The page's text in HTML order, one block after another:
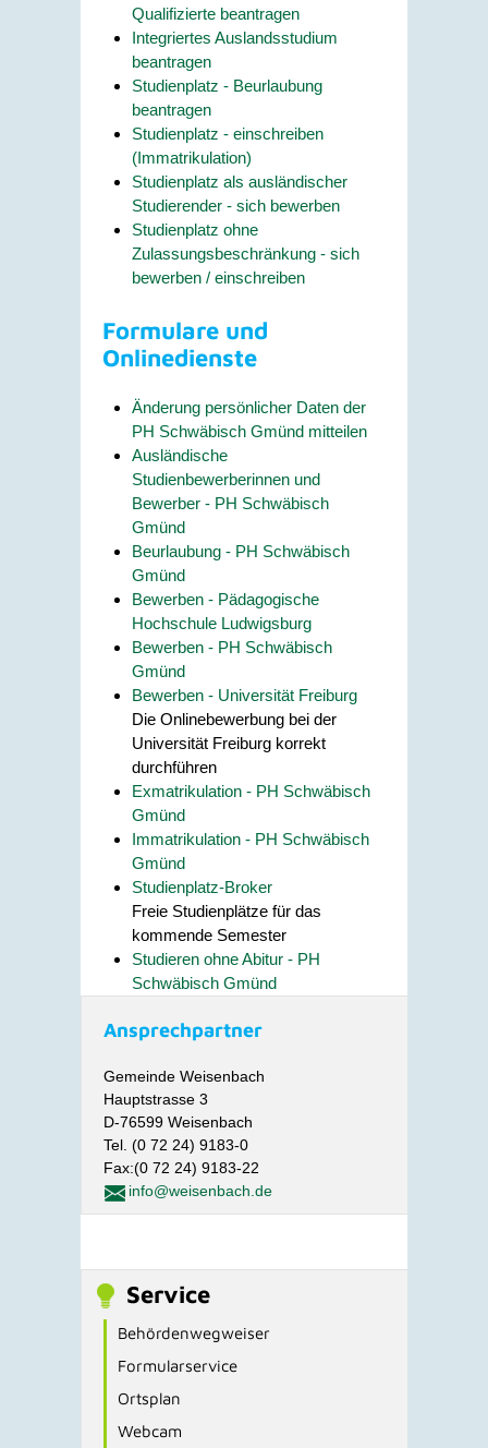
Qualifizierte beantragen
Integriertes Auslandsstudium
beantragen
Studienplatz - Beurlaubung
beantragen
Studienplatz - einschreiben
(Immatrikulation)
Studienplatz als ausländischer
Studierender - sich bewerben
Studienplatz ohne
Zulassungsbeschränkung - sich
bewerben / einschreiben
Formulare und
Onlinedienste
Änderung persönlicher Daten der
PH Schwäbisch Gmünd mitteilen
Ausländische
Studienbewerberinnen und
Bewerber - PH Schwäbisch
Gmünd
Beurlaubung - PH Schwäbisch
Gmünd
Bewerben - Pädagogische
Hochschule Ludwigsburg
Bewerben - PH Schwäbisch
Gmünd
Bewerben - Universität Freiburg
Die Onlinebewerbung bei der
Universität Freiburg korrekt
durchführen
Exmatrikulation - PH Schwäbisch
Gmünd
Immatrikulation - PH Schwäbisch
Gmünd
Studienplatz-Broker
Freie Studienplätze für das
kommende Semester
Studieren ohne Abitur - PH
Schwäbisch Gmünd
Ansprechpartner
Gemeinde Weisenbach
Hauptstrasse 3
D-76599 Weisenbach
Tel. (0 72 24) 9183-0
Fax:(0 72 24) 9183-22
info@weisenbach.de
Service
Behördenwegweiser
Formularservice
Ortsplan
Webcam